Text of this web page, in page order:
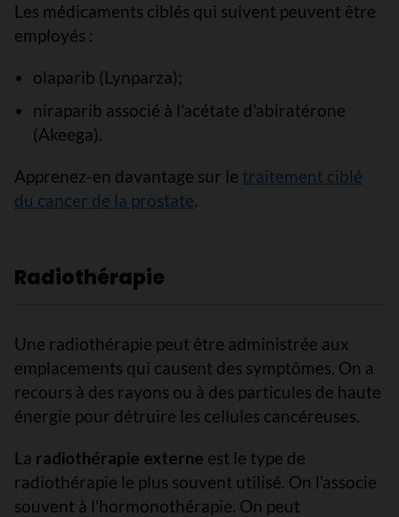
Les médicaments ciblés qui suivent peuvent être
employés :
olaparib (Lynparza);
niraparib associé à l'acétate d'abiratérone
(Akeega).
Apprenez-en davantage sur le traitement ciblé
du cancer de la prostate.
Radiothérapie
Une radiothérapie peut être administrée aux
emplacements qui causent des symptômes. On a
recours à des rayons ou à des particules de haute
énergie pour détruire les cellules cancéreuses.
La radiothérapie externe est le type de
radiothérapie le plus souvent utilisé. On l'associe
souvent à l'hormonothérapie. On peut